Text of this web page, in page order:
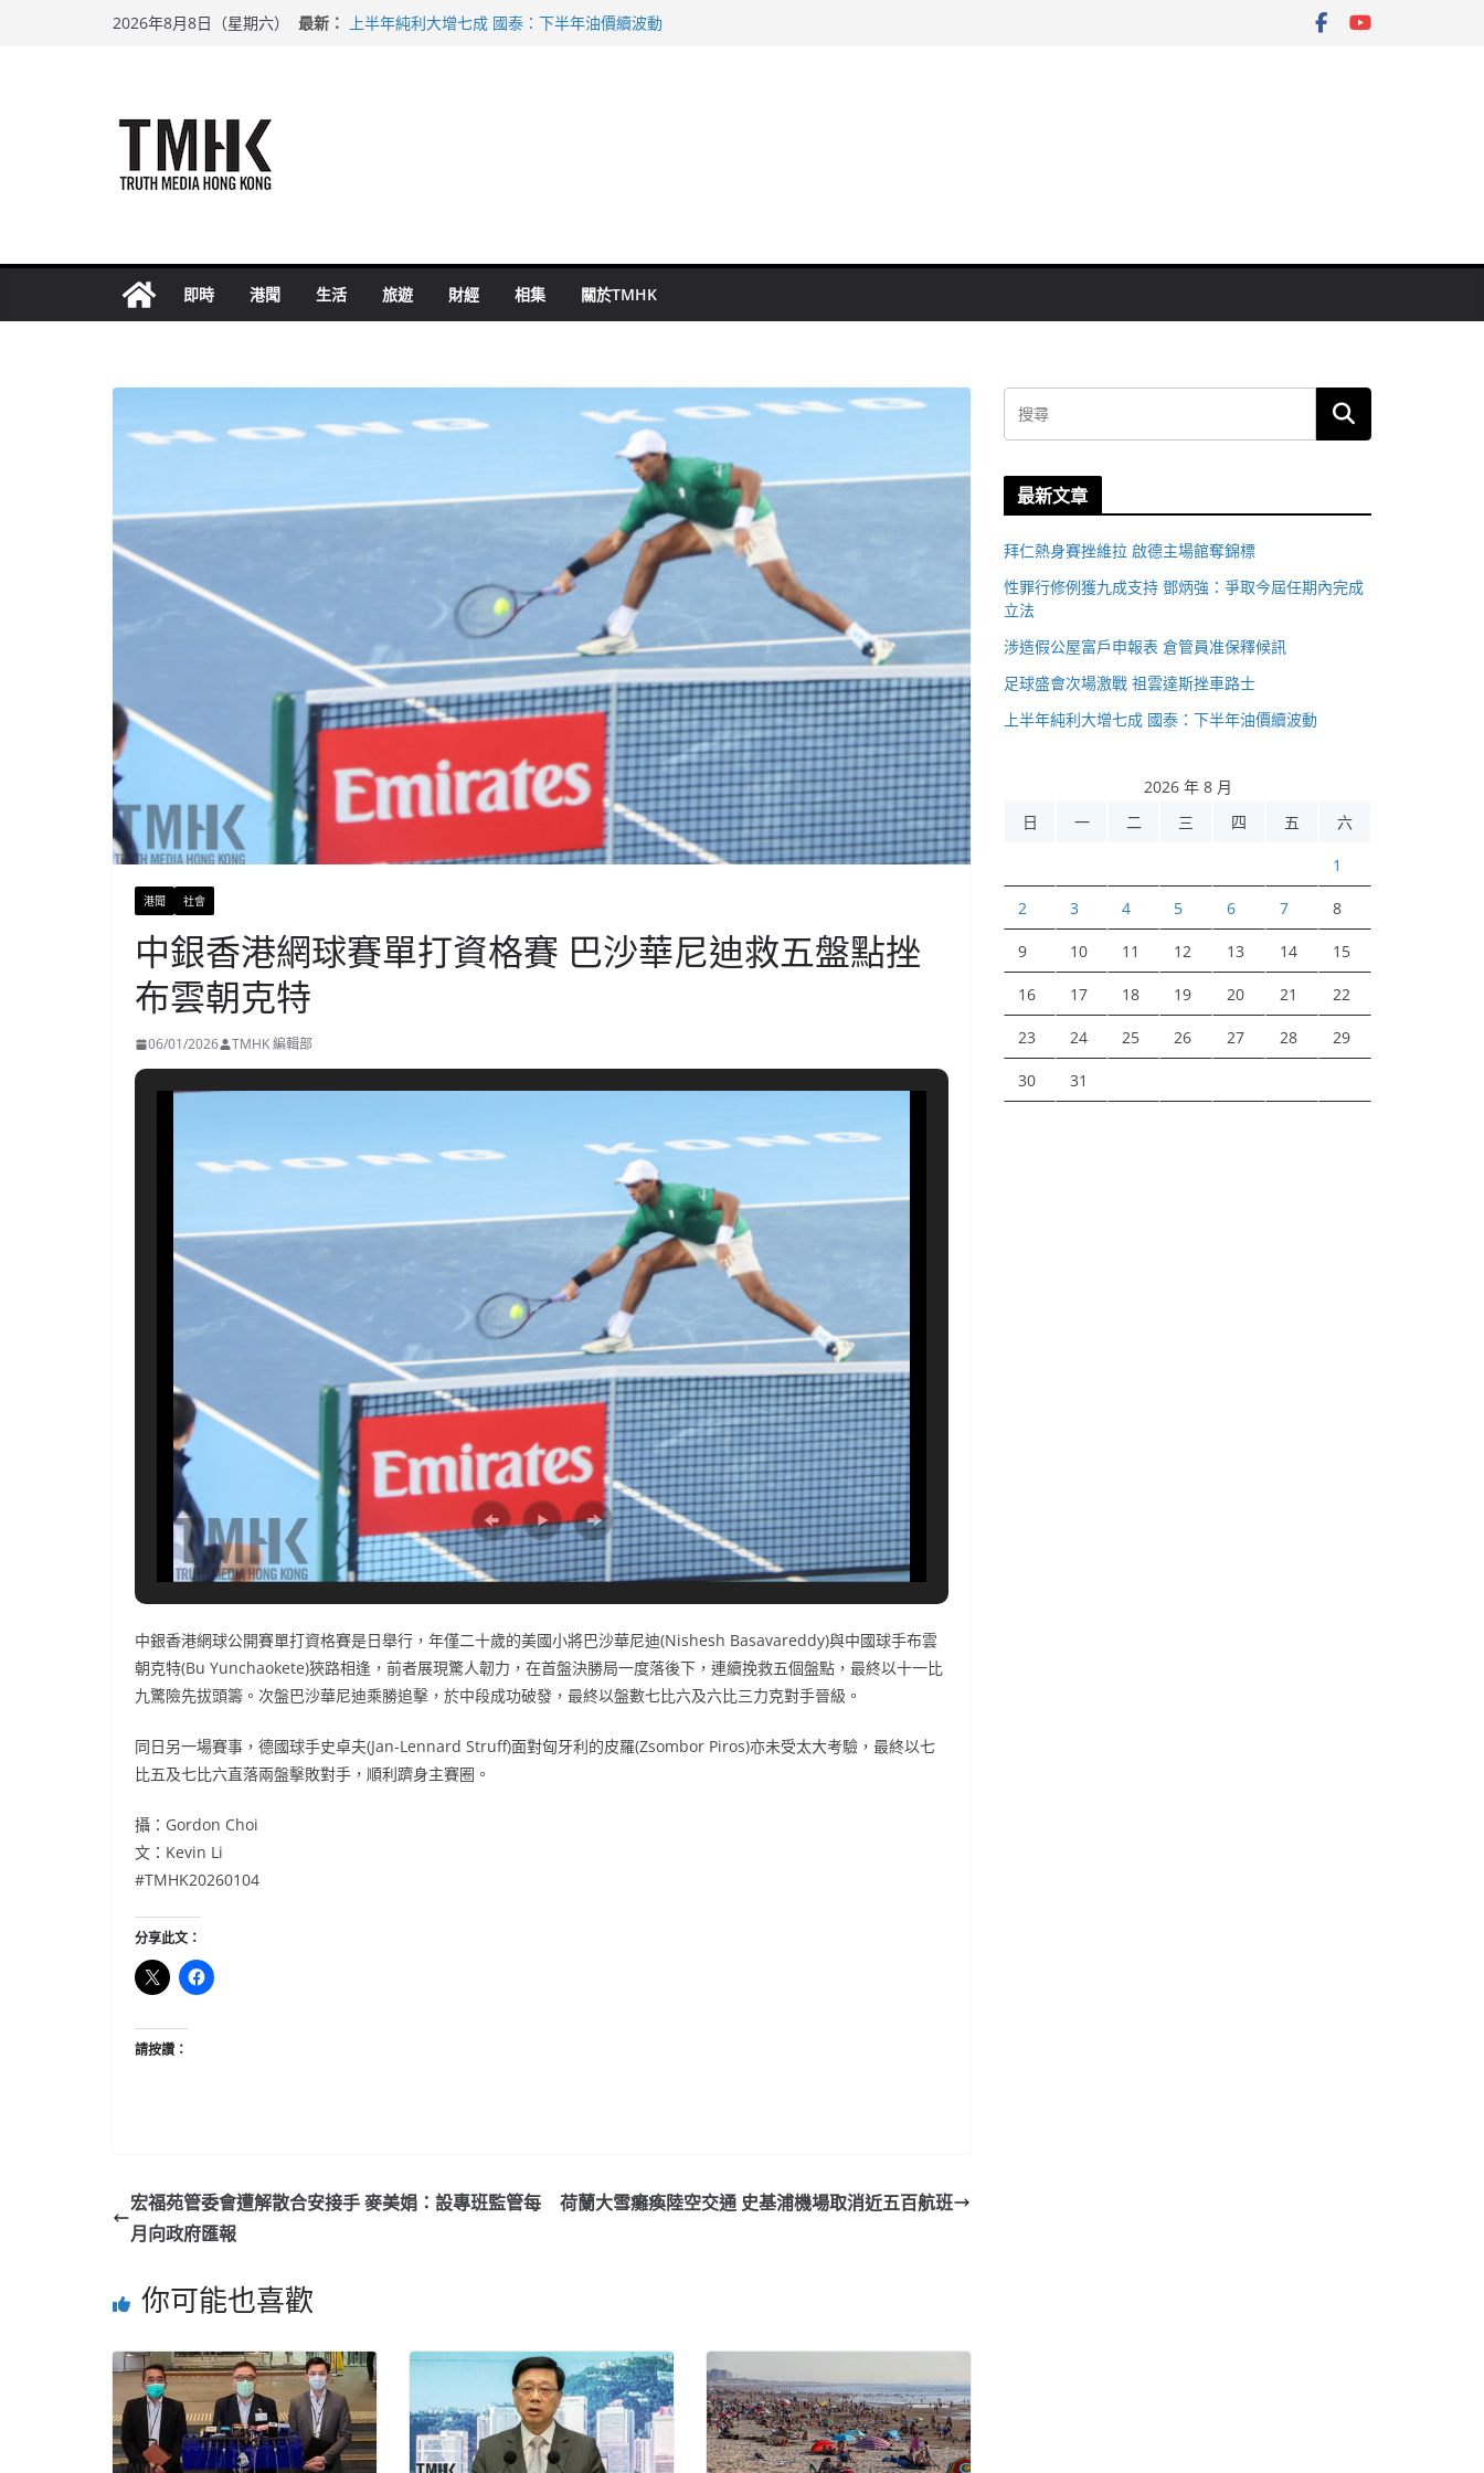
2026年8月8日（星期六） 最新：
上半年純利大增七成 國泰：下半年油價續波動
即時 港聞 生活 旅遊 財經 相集 關於TMHK
港聞 社會
中銀香港網球賽單打資格賽 巴沙華尼迪救五盤點挫
布雲朝克特
06/01/2026 TMHK 編輯部
中銀香港網球公開賽單打資格賽是日舉行，年僅二十歲的美國小將巴沙華尼迪(Nishesh Basavareddy)與中國球手布雲
朝克特(Bu Yunchaokete)狹路相逢，前者展現驚人韌力，在首盤決勝局一度落後下，連續挽救五個盤點，最終以十一比
九驚險先拔頭籌。次盤巴沙華尼迪乘勝追擊，於中段成功破發，最終以盤數七比六及六比三力克對手晉級。
同日另一場賽事，德國球手史卓夫(Jan-Lennard Struff)面對匈牙利的皮羅(Zsombor Piros)亦未受太大考驗，最終以七
比五及七比六直落兩盤擊敗對手，順利躋身主賽圈。
攝：Gordon Choi
文：Kevin Li
#TMHK20260104
分享此文：
請按讚：
宏福苑管委會遭解散合安接手 麥美娟：設專班監管每
月向政府匯報
荷蘭大雪癱瘓陸空交通 史基浦機場取消近五百航班
你可能也喜歡
最新文章
拜仁熱身賽挫維拉 啟德主場館奪錦標
性罪行修例獲九成支持 鄧炳強：爭取今屆任期內完成
立法
涉造假公屋富戶申報表 倉管員准保釋候訊
足球盛會次場激戰 祖雲達斯挫車路士
上半年純利大增七成 國泰：下半年油價續波動
2026 年 8 月
日
一 二 三 四 五 六
1
2 3 4 5 6 7 8
9 10 11 12 13 14 15
16 17 18 19 20 21 22
23 24 25 26 27 28 29
30 31